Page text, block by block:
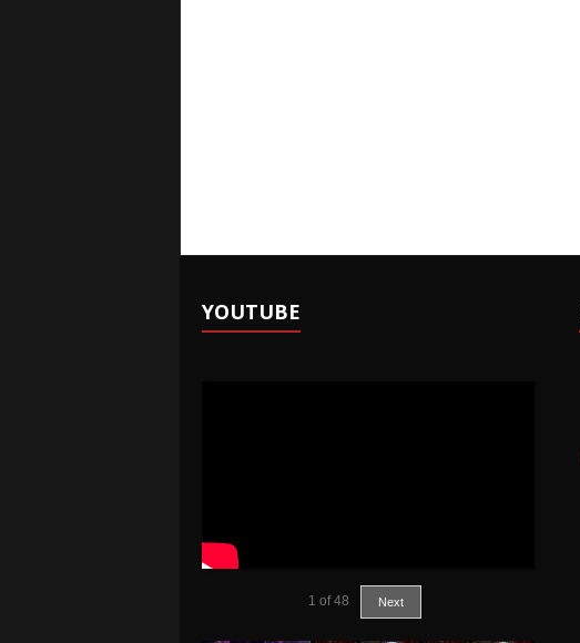
YOUTUBE
1 of 48 Next